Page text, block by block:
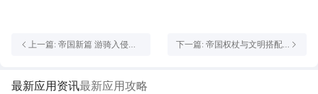
上一篇: 帝国新篇 游骑入侵！
下一篇: 帝国权杖与文明搭配
最新应用资讯最新应用攻略